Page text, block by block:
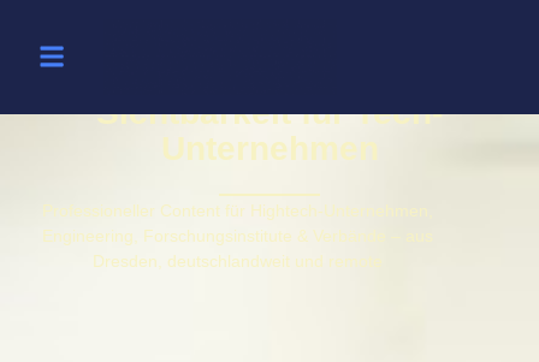
Sichtbarkeit für Tech-
Unternehmen
Professioneller Content für Hightech-Unternehmen,
Engineering, Forschungsinstitute & Verbände – aus
Dresden, deutschlandweit und remote